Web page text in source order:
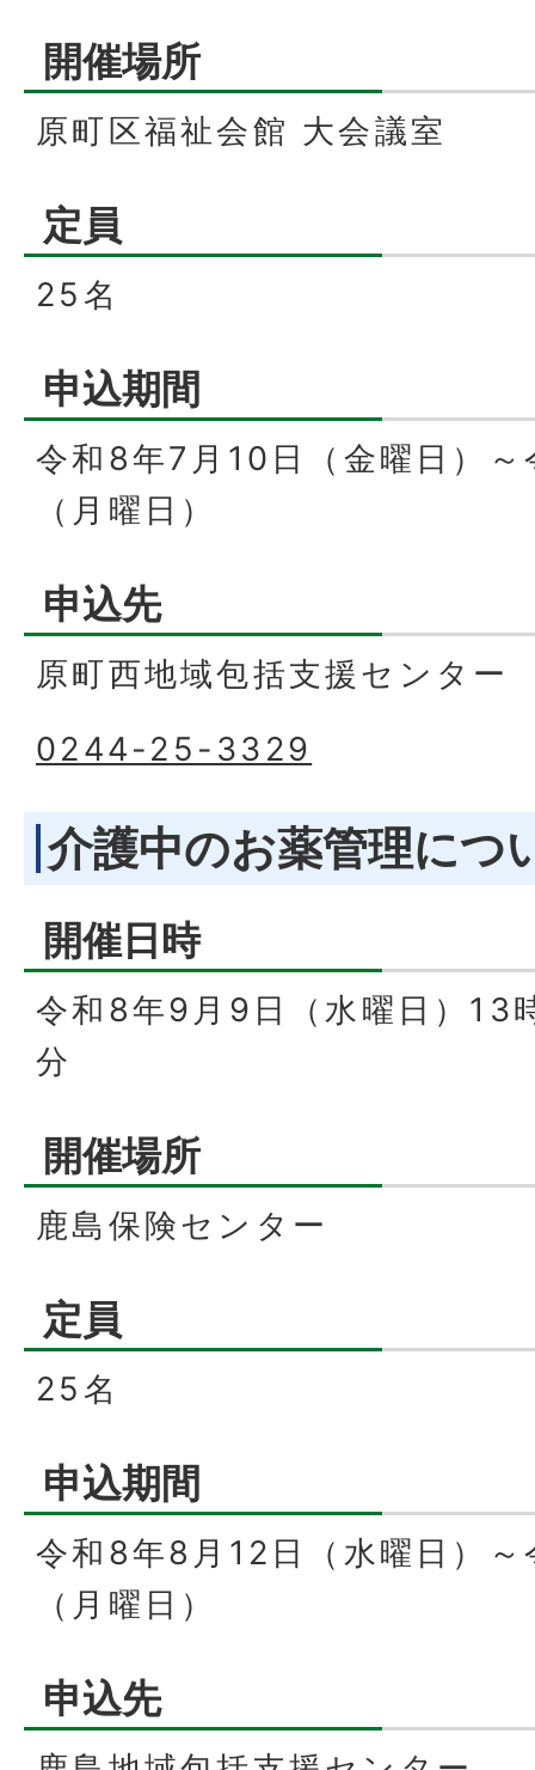
開催場所
原町区福祉会館 大会議室
定員
25名
申込期間
令和8年7月10日（金曜日）
（月曜日）
申込先
原町西地域包括支援センター
0244-25-3329
介護中のお薬管理につ
開催日時
令和8年9月9日（水曜日）13
分
開催場所
鹿島保険センター
定員
25名
申込期間
令和8年8月12日（水曜日）
（月曜日）
申込先